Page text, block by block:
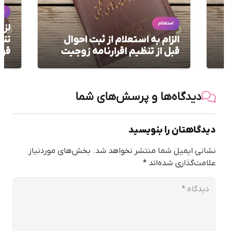
استعلام
لزوم اخذ استعلامات لازم قبل از
تنظیم سند تعهد به بیع،
قولنامه، مبایعه نامه
دیدگاه‌ها و پرسش‌های شما
دیدگاهتان را بنویسید
نشانی ایمیل شما منتشر نخواهد شد. بخش‌های موردنیاز
علامت‌گذاری شده‌اند *